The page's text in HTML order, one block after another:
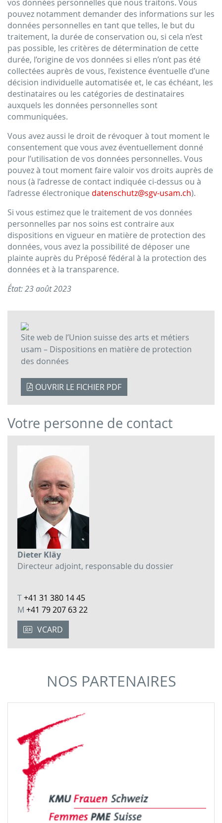
vos données personnelles que nous traitons. Vous
pouvez notamment demander des informations sur les
données personnelles en tant que telles, le but du
traitement, la durée de conservation ou, si cela n’est
pas possible, les critères de détermination de cette
durée, l’origine de vos données si elles n’ont pas été
collectées auprès de vous, l’existence éventuelle d’une
décision individuelle automatisée et, le cas échéant, les
destinataires ou les catégories de destinataires
auxquels les données personnelles sont
communiquées.
Vous avez aussi le droit de révoquer à tout moment le
consentement que vous avez éventuellement donné
pour l’utilisation de vos données personnelles. Vous
pouvez à tout moment faire valoir vos droits auprès de
nous (à l’adresse de contact indiquée ci-dessus ou à
l’adresse électronique datenschutz@sgv-usam.ch).
Si vous estimez que le traitement de vos données
personnelles par nos soins est contraire aux
dispositions en vigueur en matière de protection des
données, vous avez la possibilité de déposer une
plainte auprès du Préposé fédéral à la protection des
données et à la transparence.
État: 23 août 2023
Site web de l’Union suisse des arts et métiers
usam – Dispositions en matière de protection
des données
OUVRIR LE FICHIER PDF
Votre personne de contact
Dieter Kläy
Directeur adjoint, responsable du dossier
T+41 31 380 14 45
M +41 79 207 63 22
VCARD
NOS PARTENAIRES